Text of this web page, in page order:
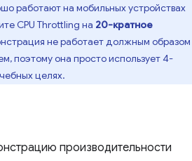
работают на мобильных устройствах
CPU Throttling на 20-кратное
не работает должным образом
поэтому она просто использует 4-
целях.
производительности